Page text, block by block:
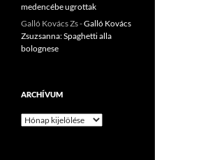
medencébe ugrottak
Galló Kovács Zs-Galló Kovács
Zsuzsanna: Spaghetti alla
bolognese
ARCHÍVUM
Archívum